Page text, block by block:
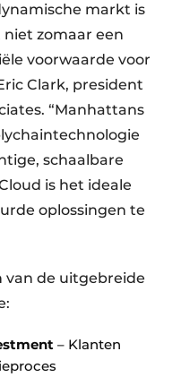
markt is
zomaar een
voorwaarde voor
Clark, president
“Manhattans
schaalbare
is het ideale
oplossingen te
van de uitgebreide
– Klanten